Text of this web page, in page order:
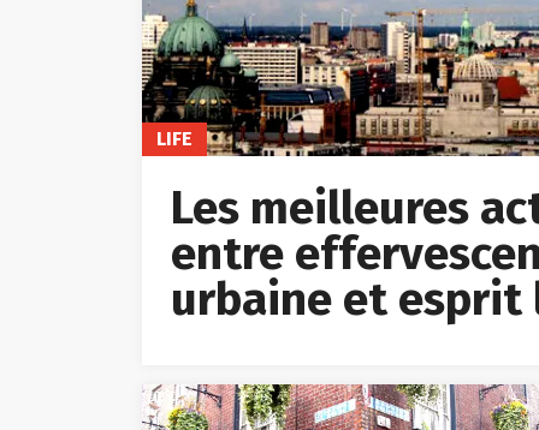
LIFE
Les meilleures
entre
urbaine et esprit